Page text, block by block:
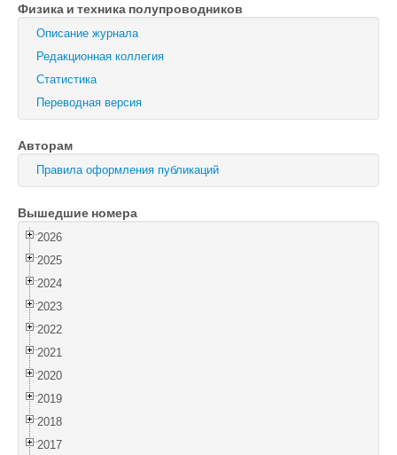
Журнал технической физики
Письма в Журнал технической физики
Физика твердого тела
Физика и техника полупроводников
Оптика и спектроскопия
Поиск
Войти
Физика и техника полупроводников
Описание журнала
Редакционная коллегия
Статистика
Переводная версия
Авторам
Правила оформления публикаций
Вышедшие номера
2026
2025
2024
2023
2022
2021
2020
2019
2018
2017